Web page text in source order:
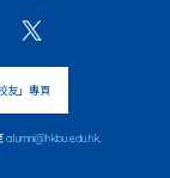
友」專頁
alumni@hkbu.edu.hk.